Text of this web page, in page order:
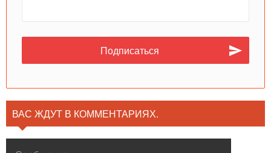
ВАС ЖДУТ В КОММЕНТАРИЯХ.